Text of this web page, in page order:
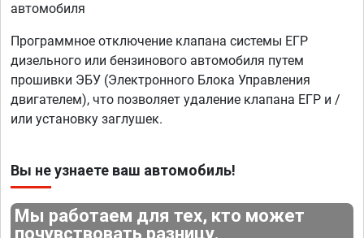
автомобиля
Программное отключение клапана системы ЕГР
дизельного или бензинового автомобиля путем
прошивки ЭБУ (Электронного Блока Управления
двигателем), что позволяет удаление клапана ЕГР и /
или установку заглушек.
Вы не узнаете ваш автомобиль!
Мы работаем для тех, кто может
почувствовать разницу.